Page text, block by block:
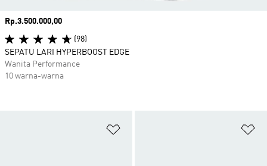
Harga
Rp.3.500.000,00
(98)
SEPATU LARI HYPERBOOST EDGE
Wanita Performance
10 warna-warna